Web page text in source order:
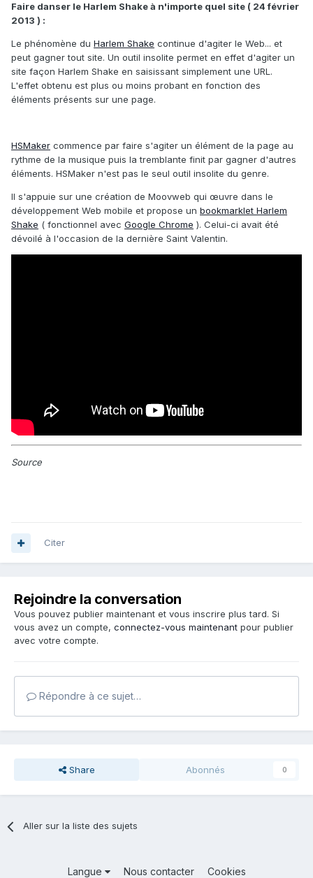
Faire danser le Harlem Shake à n'importe quel site ( 24 février
2013 ) :
Le phénomène du Harlem Shake continue d'agiter le Web... et
peut gagner tout site. Un outil insolite permet en effet d'agiter un
site façon Harlem Shake en saisissant simplement une URL.
L'effet obtenu est plus ou moins probant en fonction des
éléments présents sur une page.
HSMaker commence par faire s'agiter un élément de la page au
rythme de la musique puis la tremblante finit par gagner d'autres
éléments. HSMaker n'est pas le seul outil insolite du genre.
Il s'appuie sur une création de Moovweb qui œuvre dans le
développement Web mobile et propose un bookmarklet Harlem
Shake ( fonctionnel avec Google Chrome ). Celui-ci avait été
dévoilé à l'occasion de la dernière Saint Valentin.
Source
Citer
Rejoindre la conversation
Vous pouvez publier maintenant et vous inscrire plus tard. Si
vous avez un compte, connectez-vous maintenant pour publier
avec votre compte.
Répondre à ce sujet…
Share Abonnés 0
Aller sur la liste des sujets
Langue Nous contacter Cookies